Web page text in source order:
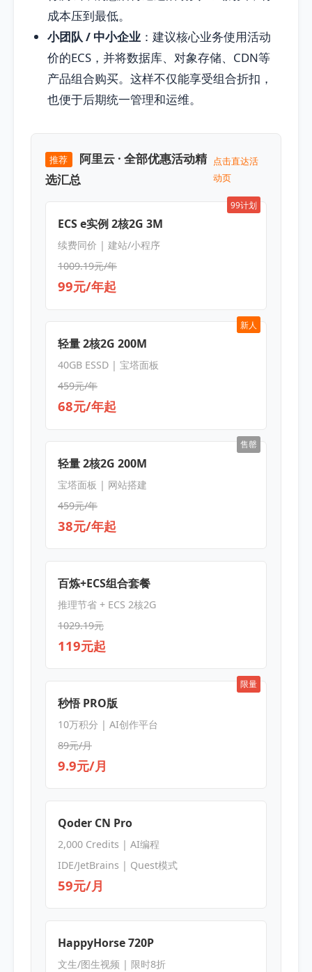
成本压到最低。
小团队 / 中小企业 ：建议核心业务使用活动
价的ECS，并将数据库、对象存储、CDN等
产品组合购买。这样不仅能享受组合折扣，
也便于后期统一管理和运维。
推荐
阿里云 · 全部优惠活动精
选汇总
点击直达活
动页
99计划
ECS e实例 2核2G 3M
续费同价 | 建站/小程序
1009.19元/年
99元/年起
新人
轻量 2核2G 200M
40GB ESSD | 宝塔面板
459元/年
68元/年起
售罄
轻量 2核2G 200M
宝塔面板 | 网站搭建
459元/年
38元/年起
百炼+ECS组合套餐
推理节省 + ECS 2核2G
1029.19元
119元起
限量
秒悟 PRO版
10万积分 | AI创作平台
89元/月
9.9元/月
Qoder CN Pro
2,000 Credits | AI编程
IDE/JetBrains | Quest模式
59元/月
HappyHorse 720P
文生/图生视频 | 限时8折